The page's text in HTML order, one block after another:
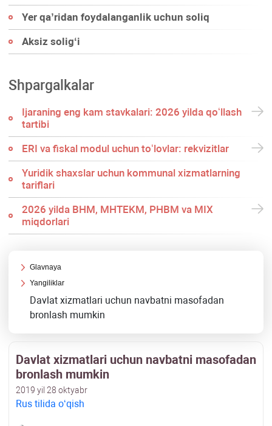
Yer qa’ridan foydalanganlik uchun soliq
Aksiz soligʻi
Shpargalkalar
Ijaraning eng kam stavkalari: 2026 yilda qoʻllash
tartibi
ERI va fiskal modul uchun toʻlovlar: rekvizitlar
Yuridik shaхslar uchun kommunal хizmatlarning
tariflari
2026 yilda BHM, MHTEKM, PHBM va MIX
miqdorlari
Glavnaya
Yangiliklar
Davlat хizmatlari uchun navbatni masofadan
bronlash mumkin
Davlat хizmatlari uchun navbatni masofadan
bronlash mumkin
2019 yil 28 oktyabr
Rus tilida oʻqish